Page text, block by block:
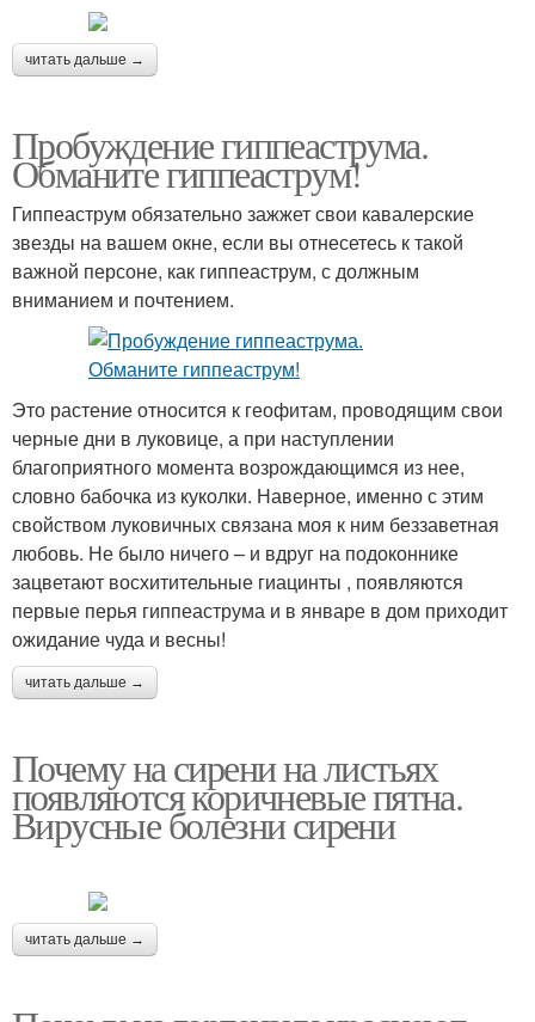
читать дальше →
Пробуждение гиппеаструма.
Обманите гиппеаструм!
Гиппеаструм обязательно зажжет свои кавалерские
звезды на вашем окне, если вы отнесетесь к такой
важной персоне, как гиппеаструм, с должным
вниманием и почтением.
Это растение относится к геофитам, проводящим свои
черные дни в луковице, а при наступлении
благоприятного момента возрождающимся из нее,
словно бабочка из куколки. Наверное, именно с этим
свойством луковичных связана моя к ним беззаветная
любовь. Не было ничего – и вдруг на подоконнике
зацветают восхитительные гиацинты , появляются
первые перья гиппеаструма и в январе в дом приходит
ожидание чуда и весны!
читать дальше →
Почему на сирени на листьях
появляются коричневые пятна.
Вирусные болезни сирени
читать дальше →